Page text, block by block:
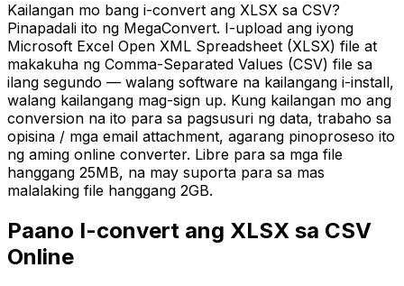
Kailangan mo bang i-convert ang XLSX sa CSV?
Pinapadali ito ng MegaConvert. I-upload ang iyong
Microsoft Excel Open XML Spreadsheet (XLSX) file at
makakuha ng Comma-Separated Values (CSV) file sa
ilang segundo — walang software na kailangang i-install,
walang kailangang mag-sign up. Kung kailangan mo ang
conversion na ito para sa pagsusuri ng data, trabaho sa
opisina / mga email attachment, agarang pinoproseso ito
ng aming online converter. Libre para sa mga file
hanggang 25MB, na may suporta para sa mas
malalaking file hanggang 2GB.
Paano I-convert ang XLSX sa CSV
Online